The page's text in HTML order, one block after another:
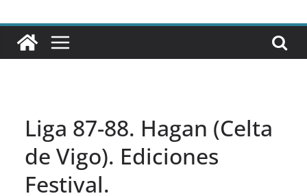
Liga 87-88. Hagan (Celta
de Vigo). Ediciones
Festival.